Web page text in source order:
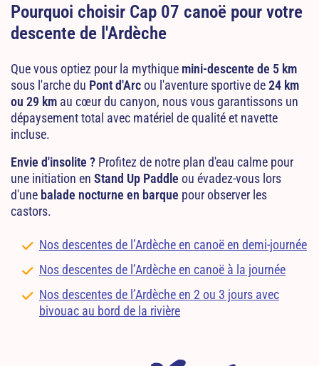
Pourquoi choisir Cap 07 canoë pour votre
descente de l'Ardèche
Que vous optiez pour la mythique mini-descente de 5 km
sous l'arche du Pont d'Arc ou l'aventure sportive de 24 km
ou 29 km au cœur du canyon, nous vous garantissons un
dépaysement total avec matériel de qualité et navette
incluse.
Envie d'insolite ? Profitez de notre plan d'eau calme pour
une initiation en Stand Up Paddle ou évadez-vous lors
d'une balade nocturne en barque pour observer les
castors.
Nos descentes de l’Ardèche en canoë en demi-journée
Nos descentes de l’Ardèche en canoë à la journée
Nos descentes de l’Ardèche en 2 ou 3 jours avec
bivouac au bord de la rivière